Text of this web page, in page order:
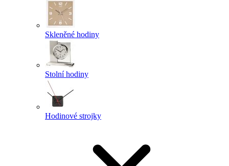
Skleněné hodiny
Stolní hodiny
Hodinové strojky